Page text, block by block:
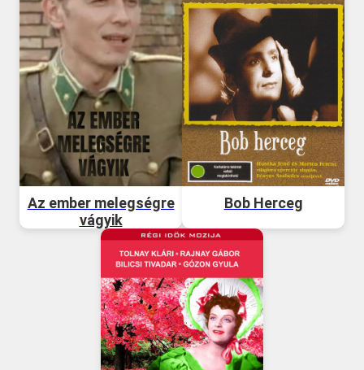
Az ember melegségre
vágyik
Bob Herceg